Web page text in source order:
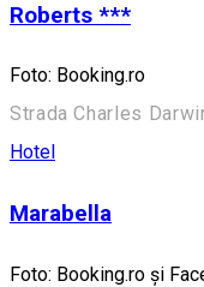
Roberts ***
Foto: Booking.ro
Strada Charles
Hotel
Marabella
Foto: Booking.ro și